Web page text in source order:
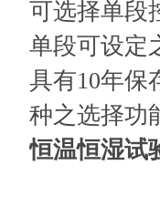
可选择单段
单段可设定
具有10年保
种之选择功
恒温恒湿试